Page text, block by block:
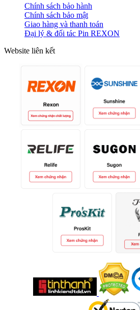
Chính sách bảo hành
Chính sách bảo mật
Giao hàng và thanh toán
Đại lý & đối tác Pin REXON
Website liên kết